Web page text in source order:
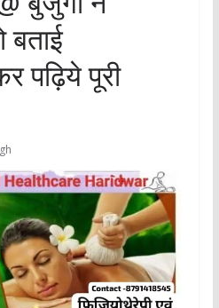
बताई
पढ़िये पूरी